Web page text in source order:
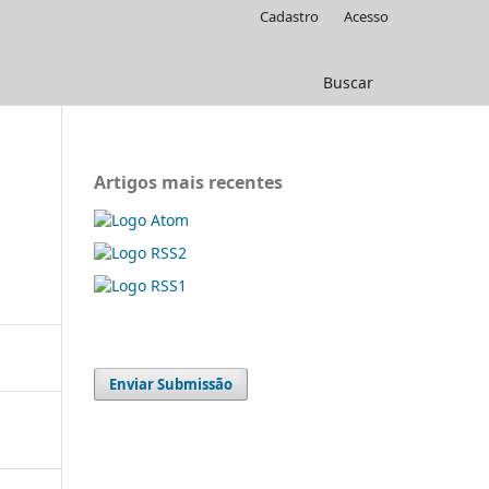
Buscar
Cadastro Acesso
Artigos mais recentes
Enviar Submissão